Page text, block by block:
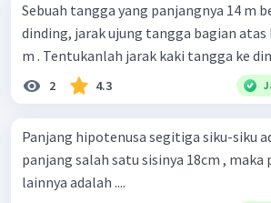
Sebuah tangga yang panjangnya 14 m
dinding, jarak ujung tangga bagian atas
m . Tentukanlah jarak kaki tangga ke
2 4.3
Panjang hipotenusa segitiga siku-siku
panjang salah satu sisinya 18cm , maka
lainnya adalah ....